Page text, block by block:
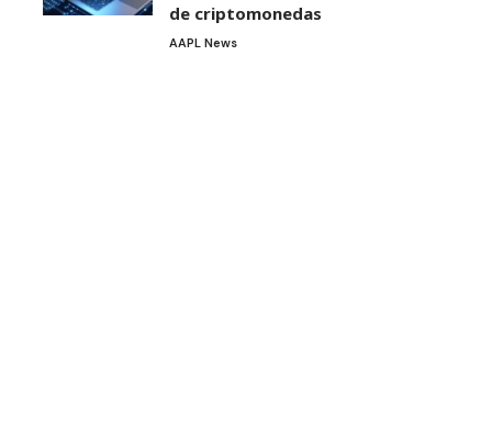
de criptomonedas
AAPL News